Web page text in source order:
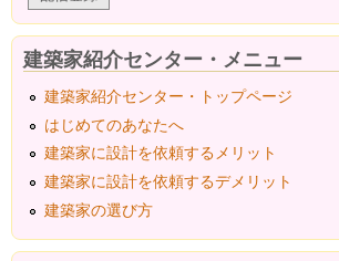
建築家紹介センター・メニュー
建築家紹介センター・トップページ
はじめてのあなたへ
建築家に設計を依頼するメリット
建築家に設計を依頼するデメリット
建築家の選び方